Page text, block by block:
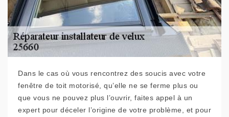
Dans le cas où vous rencontrez des soucis avec votre
fenêtre de toit motorisé, qu’elle ne se ferme plus ou
que vous ne pouvez plus l’ouvrir, faites appel à un
expert pour déceler l’origine de votre problème, et pour